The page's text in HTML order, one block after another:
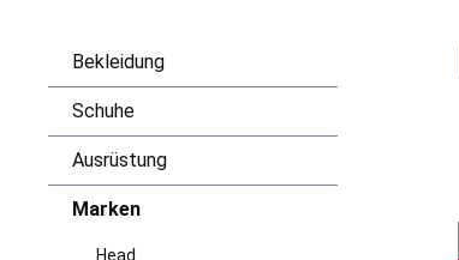
Bekleidung
Schuhe
Ausrüstung
Marken
Head